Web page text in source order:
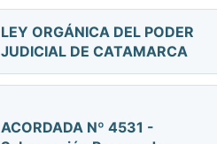
LEY ORGÁNICA DEL PODER
JUDICIAL DE CATAMARCA
ACORDADA Nº 4531 -